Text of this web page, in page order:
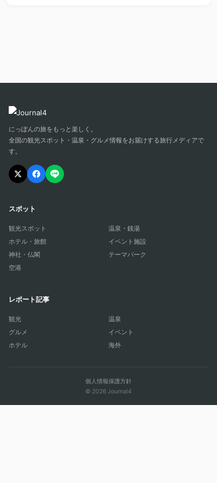
にっぽんの旅をもっと楽しく。
全国の観光スポット・温泉・グルメ情報をお届けする旅行メディアで
す。
スポット
観光スポット
温泉・銭湯
ホテル・旅館
イベント施設
神社・仏閣
テーマパーク
空港
レポート記事
観光
温泉
グルメ
イベント
ホテル
海外
個人情報保護方針
© 2026 Journal4